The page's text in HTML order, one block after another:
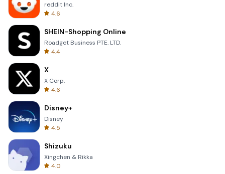
reddit Inc.
4.6
SHEIN-Shopping Online
Roadget Business PTE. LTD.
4.4
X
X Corp.
4.6
Disney+
Disney
4.5
Shizuku
Xingchen & Rikka
4.0